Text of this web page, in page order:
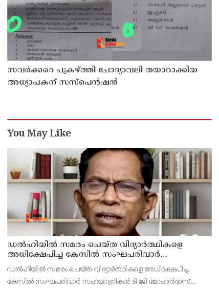
സവര്‍ക്കറെ പുകഴ്ത്തി ചോദ്യാവലി തയാറാക്കിയ
അധ്യാപകന് സസ്‌പെന്‍ഷന്‍
You May Like
ഡൽഹിയിൽ സമരം ചെയ്ത വിദ്യാർത്ഥികളെ
അധിക്ഷേപിച്ച കേസില്‍ സംഘപരിവാർ
സഹയാത്രികൻ ടി ജി മോഹന്‍ദാസ് കസ്റ്റഡിയിൽ
ഡല്‍ഹിയില്‍ സമരം ചെയ്ത വിദ്യാര്‍ത്ഥികളെ അധിക്ഷേപിച്ച
കേസില്‍ സംഘപരിവാര്‍ സഹയാത്രികന്‍ ടി ജി മോഹന്‍ദാസ്